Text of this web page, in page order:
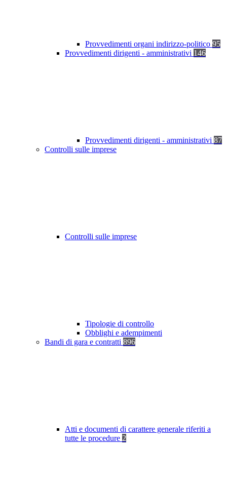
Provvedimenti organi indirizzo-politico 95
Provvedimenti dirigenti - amministrativi 146
Provvedimenti dirigenti - amministrativi 87
Controlli sulle imprese
Controlli sulle imprese
Tipologie di controllo
Obblighi e adempimenti
Bandi di gara e contratti 896
Atti e documenti di carattere generale riferiti a
tutte le procedure 2